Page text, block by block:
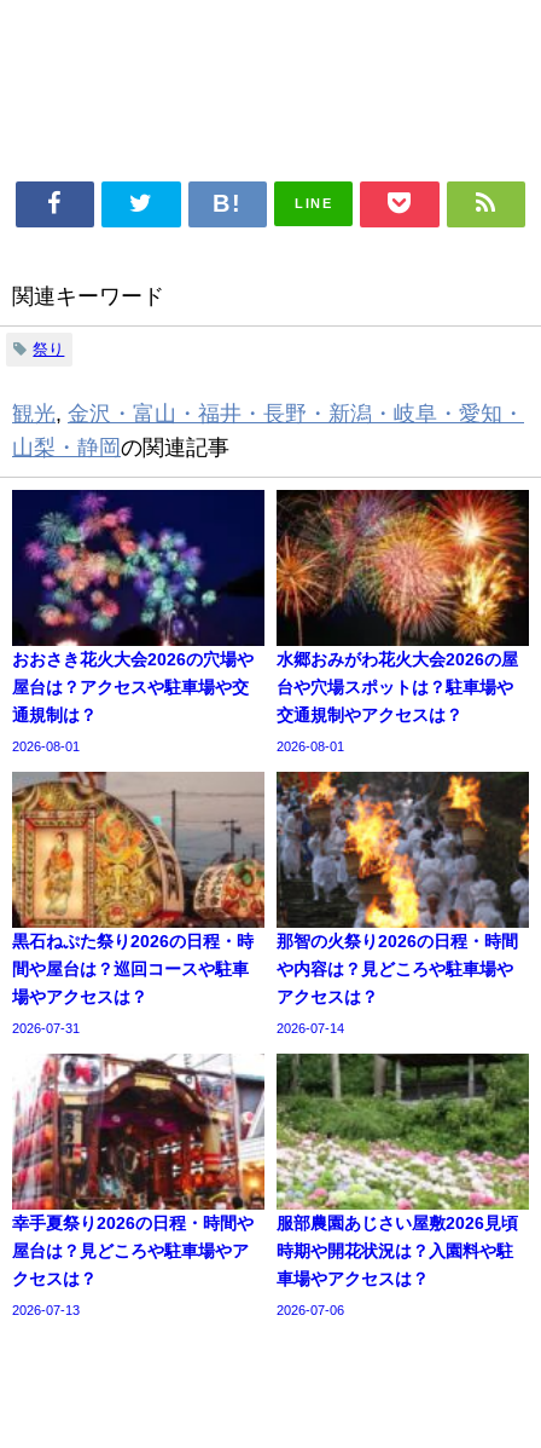
LINE
関連キーワード
祭り
観光 金沢・富山・福井・長野・新潟・岐阜・愛知・
山梨・静岡 の関連記事
おおさき花火大会2026の穴場や
屋台は？アクセスや駐車場や交
通規制は？
2026-08-01
水郷おみがわ花火大会2026の屋
台や穴場スポットは？駐車場や
交通規制やアクセスは？
2026-08-01
黒石ねぷた祭り2026の日程・時
間や屋台は？巡回コースや駐車
場やアクセスは？
2026-07-31
那智の火祭り2026の日程・時間
や内容は？見どころや駐車場や
アクセスは？
2026-07-14
幸手夏祭り2026の日程・時間や
屋台は？見どころや駐車場やア
クセスは？
2026-07-13
服部農園あじさい屋敷2026見頃
時期や開花状況は？入園料や駐
車場やアクセスは？
2026-07-06